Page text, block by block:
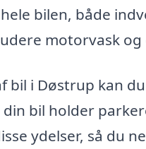
bilen, både
motorvask
bil i Døstrup kan
bil holder
ydelser, så du